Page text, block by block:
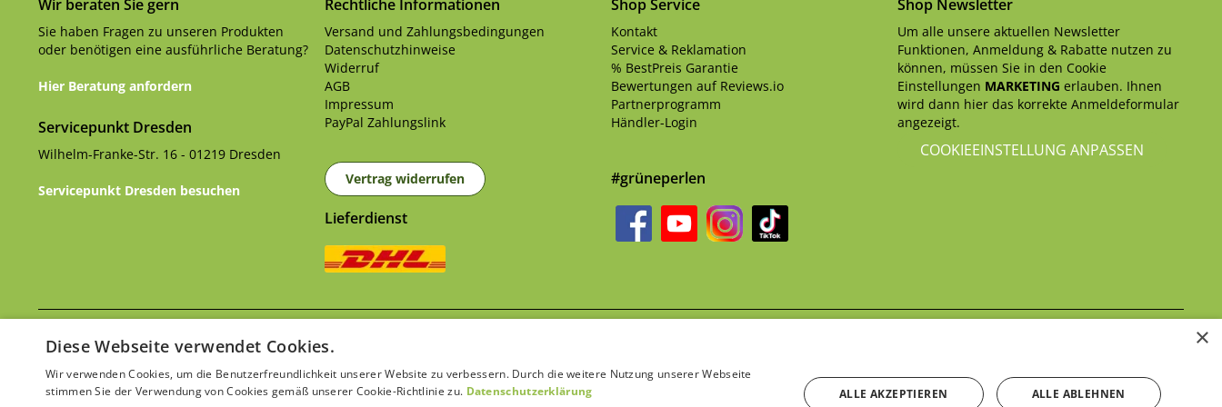
Wir beraten Sie gern
Sie haben Fragen zu unseren Produkten
oder benötigen eine ausführliche Beratung?
Hier Beratung anfordern
Servicepunkt Dresden
Wilhelm-Franke-Str. 16 - 01219 Dresden
Servicepunkt Dresden besuchen
Rechtliche Informationen
Versand und Zahlungsbedingungen
Datenschutzhinweise
Widerruf
AGB
Impressum
PayPal Zahlungslink
Vertrag widerrufen
Lieferdienst
Shop Service
Kontakt
Service & Reklamation
% BestPreis Garantie
Bewertungen auf Reviews.io
Partnerprogramm
Händler-Login
#grüneperlen
Shop Newsletter
Um alle unsere aktuellen Newsletter
Funktionen, Anmeldung & Rabatte nutzen zu
können, müssen Sie in den Cookie
Einstellungen MARKETING erlauben. Ihnen
wird dann hier das korrekte Anmeldeformular
angezeigt.
COOKIEEINSTELLUNG ANPASSEN
* Alle Preise inkl. gesetzl. Mehrwertsteuer zzgl.
Kontakt aufnehmen
×
Diese Webseite verwendet Cookies.
Wir verwenden Cookies, um die Benutzerfreundlichkeit unserer Website zu verbessern. Durch die weitere Nutzung unserer Webseite
stimmen Sie der Verwendung von Cookies gemäß unserer Cookie-Richtlinie zu. Datenschutzerklärung ALLE AKZEPTIEREN ALLE ABLEHNEN